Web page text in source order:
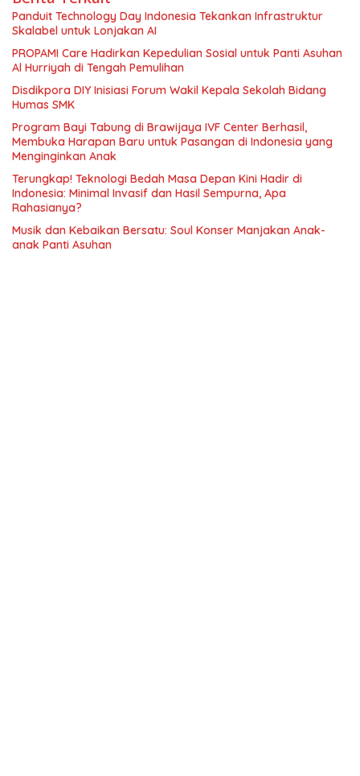
Panduit Technology Day Indonesia Tekankan Infrastruktur
Skalabel untuk Lonjakan AI
PROPAMI Care Hadirkan Kepedulian Sosial untuk Panti Asuhan
Al Hurriyah di Tengah Pemulihan
Disdikpora DIY Inisiasi Forum Wakil Kepala Sekolah Bidang
Humas SMK
Program Bayi Tabung di Brawijaya IVF Center Berhasil,
Membuka Harapan Baru untuk Pasangan di Indonesia yang
Menginginkan Anak
Terungkap! Teknologi Bedah Masa Depan Kini Hadir di
Indonesia: Minimal Invasif dan Hasil Sempurna, Apa
Rahasianya?
Musik dan Kebaikan Bersatu: Soul Konser Manjakan Anak-
anak Panti Asuhan